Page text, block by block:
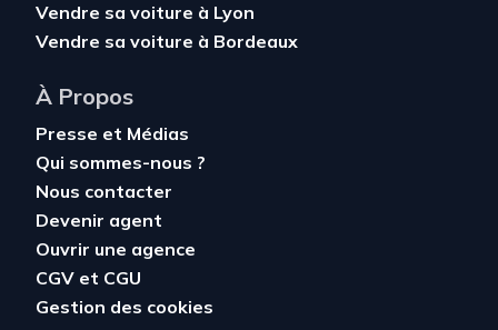
Vendre sa voiture à Lyon
Vendre sa voiture à Bordeaux
À Propos
Presse et Médias
Qui sommes-nous ?
Nous contacter
Devenir agent
Ouvrir une agence
CGV et CGU
Gestion des cookies